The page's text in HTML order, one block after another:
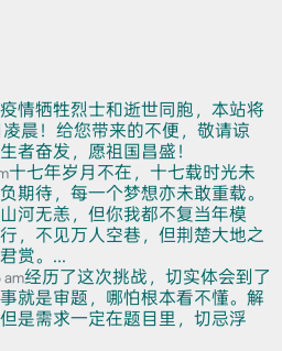
情牺牲烈士和逝世同胞，本站将
晨！给您带来的不便，敬请谅
者奋发，愿祖国昌盛！
十七年岁月不在，十七载时光未
期待，每一个梦想亦未敢重载。
河无恙，但你我都不复当年模
，不见万人空巷，但荆楚大地之
赏。...
am经历了这次挑战，切实体会到了
就是审题，哪怕根本看不懂。解
是需求一定在题目里，切忌浮